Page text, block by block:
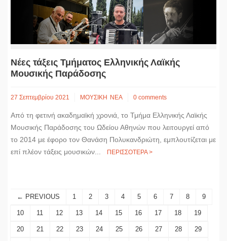
Νέες τάξεις Τμήματος Ελληνικής Λαϊκής
Μουσικής Παράδοσης
27 Σεπτεμβρίου 2021 ΜΟΥΣΙΚΗ ΝΕΑ 0 comments
Από τη φετινή ακαδημαϊκή χρονιά, το Τμήμα Ελληνικής Λαϊκής
Μουσικής Παράδοσης του Ωδείου Αθηνών που λειτουργεί από
το 2014 με έφορο τον Θανάση Πολυκανδριώτη, εμπλουτίζεται με
επί πλέον τάξεις μουσικών...
ΠΕΡΙΣΣΟΤΕΡΑ >
← PREVIOUS 1 2 3 4 5 6 7 8 9
10 11 12 13 14 15 16 17 18 19
20 21 22 23 24 25 26 27 28 29